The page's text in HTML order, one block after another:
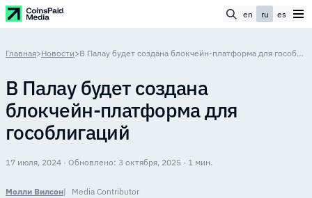
en ru es
Главная>Новости> В Палау будет создана блокчейн-платформа для гособлигаций
В Палау будет создана
блокчейн-платформа для
гособлигаций
17 июля, 2024 · Обновлено: 3 октября, 2025 · 1 мин.
Молли Вилсон Media Contributor